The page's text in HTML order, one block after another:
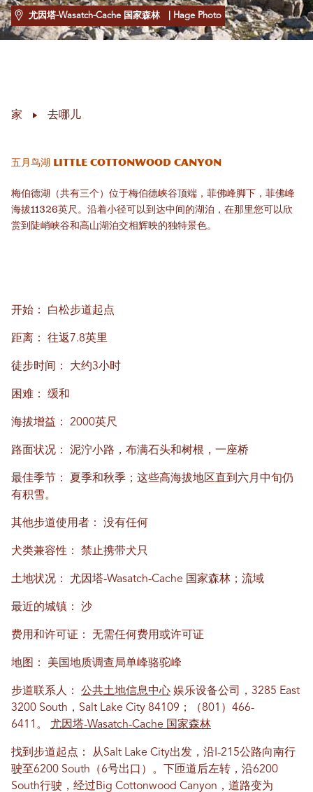
尤因塔-Wasatch-Cache 国家森林 | Hage Photo
家 去哪儿
五月鸟湖 Little Cottonwood Canyon
梅伯德湖（共有三个）位于梅伯德峡谷顶端，菲佛峰脚下，菲佛峰
海拔11326英尺。沿着小径可以到达中间的湖泊，在那里您可以欣
赏到陡峭峡谷和高山湖泊交相辉映的独特景色。
开始： 白松步道起点
距离： 往返7.8英里
徒步时间： 大约3小时
困难： 缓和
海拔增益： 2000英尺
路面状况： 泥泞小路，布满石头和树根，一座桥
最佳季节：
夏季和秋季；这些高海拔地区直到六月中旬仍
有积雪。
其他步道使用者： 没有任何
犬类兼容性： 禁止携带犬只
土地状况： 尤因塔-Wasatch-Cache 国家森林；流域
最近的城镇： 沙
费用和许可证： 无需任何费用或许可证
地图： 美国地质调查局单峰骆驼峰
步道联系人： 公共土地信息中心 娱乐设备公司，3285 East
3200 South，Salt Lake City 84109；（801）466-
6411。 尤因塔-Wasatch-Cache 国家森林
找到步道起点：
从Salt Lake City出发，沿I-215公路向南行
驶至6200 South（6号出口）。下匝道后左转，沿6200
South行驶，经过Big Cottonwood Canyon，道路变为